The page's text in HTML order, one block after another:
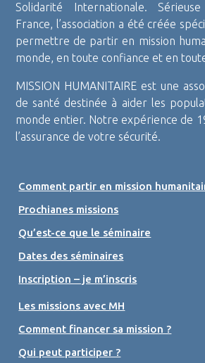
Solidarité Internationale.
France, l’association a été créée
permettre de partir en mission
monde, en toute confiance et en
MISSION HUMANITAIRE est une
de santé destinée à aider les
monde entier. Notre expérience de
l’assurance de votre sécurité.
Comment partir en mission
Prochianes missions
Qu’est-ce que le séminaire
Dates des séminaires
Inscription – je m’inscris
Les missions avec MH
Comment financer sa mission ?
Qui peut participer ?